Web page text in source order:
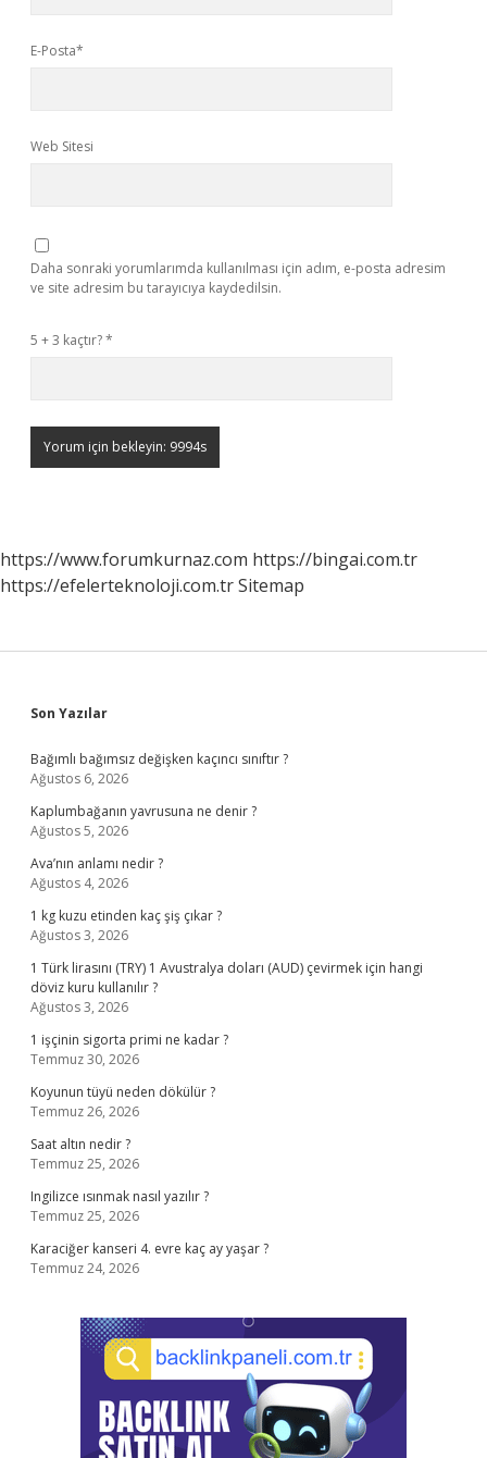
E-Posta*
Web Sitesi
Daha sonraki yorumlarımda kullanılması için adım, e-posta adresim
ve site adresim bu tarayıcıya kaydedilsin.
5 + 3 kaçtır?*
https://www.forumkurnaz.com https://bingai.com.tr
https://efelerteknoloji.com.trSitemap
Sidebar
Son Yazılar
Bağımlı bağımsız değişken kaçıncı sınıftır ?
Ağustos 6, 2026
Kaplumbağanın yavrusuna ne denir ?
Ağustos 5, 2026
Ava’nın anlamı nedir ?
Ağustos 4, 2026
1 kg kuzu etinden kaç şiş çıkar ?
Ağustos 3, 2026
1 Türk lirasını (TRY) 1 Avustralya doları (AUD) çevirmek için hangi
döviz kuru kullanılır ?
Ağustos 3, 2026
1 işçinin sigorta primi ne kadar ?
Temmuz 30, 2026
Koyunun tüyü neden dökülür ?
Temmuz 26, 2026
Saat altın nedir ?
Temmuz 25, 2026
Ingilizce ısınmak nasıl yazılır ?
Temmuz 25, 2026
Karaciğer kanseri 4. evre kaç ay yaşar ?
Temmuz 24, 2026